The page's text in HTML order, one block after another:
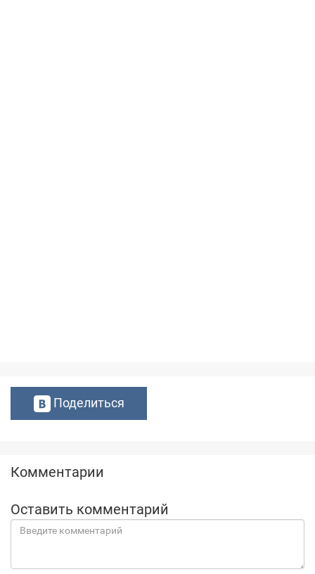
Поделиться
Комментарии
Оставить комментарий